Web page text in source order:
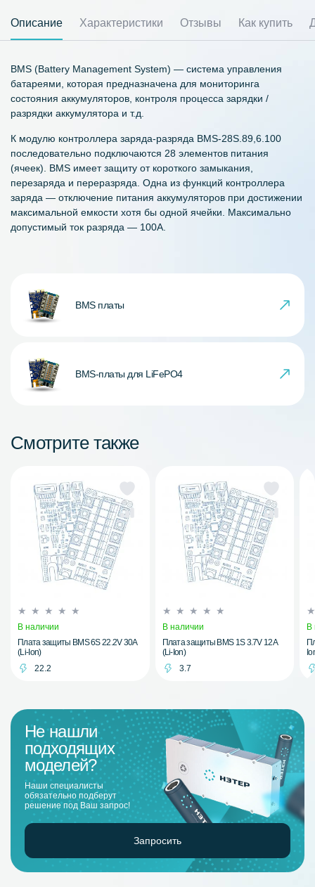
Описание Характеристики Отзывы Как купить
BMS (Battery Management System) — система управления
батареями, которая предназначена для мониторинга
состояния аккумуляторов, контроля процесса зарядки /
разрядки аккумулятора и т.д.
К модулю контроллера заряда-разряда BMS-28S.89,6.100
последовательно подключаются 28 элементов питания
(ячеек). BMS имеет защиту от короткого замыкания,
перезаряда и переразряда. Одна из функций контроллера
заряда — отключение питания аккумуляторов при достижении
максимальной емкости хотя бы одной ячейки. Максимально
допустимый ток разряда — 100А.
BMS платы
BMS-платы для LiFePO4
Смотрите также
В наличии
Плата защиты BMS 6S 22.2V 30A
(Li-Ion)
22.2
В наличии
Плата защиты BMS 1S 3.7V 12A
(Li-Ion)
3.7
В
Не нашли
подходящих
моделей?
Наши специалисты
обязательно подберут
решение под Ваш запрос!
Запросить